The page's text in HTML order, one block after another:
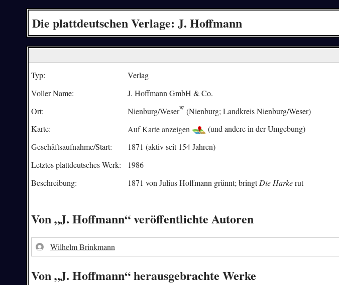
Die plattdeutschen Verlage: J. Hoffmann
Typ:
Verlag
Voller Name:
J. Hoffmann GmbH & Co.
Ort:
Nienburg/Weser
(Nienburg; Landkreis Nienburg/Weser)
Karte:
Auf Karte anzeigen
(und andere in der Umgebung)
Geschäftsaufnahme/Start:
1871 (aktiv seit 154 Jahren)
Letztes plattdeutsches Werk:
1986
Beschreibung:
1871 von Julius Hoffmann grünnt; bringtDie Harkerut
Von „J. Hoffmann“ veröffentlichte Autoren
Wilhelm Brinkmann
Von „J. Hoffmann“ herausgebrachte Werke